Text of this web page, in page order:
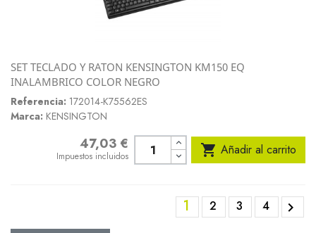
SET TECLADO Y RATON KENSINGTON KM150 EQ
INALAMBRICO COLOR NEGRO
Referencia: 172014-K75562ES
Marca: KENSINGTON
Precio47,03 €
Impuestos incluidos  Añadir al carrito
1 2 3 4 